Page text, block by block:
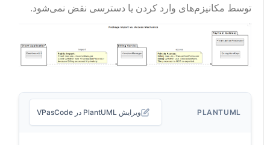
توسط مکانیزم‌های وارد کردن یا دسترسی نقض نمی‌شود.
PLANTUML ویرایش PlantUML در VPasCode